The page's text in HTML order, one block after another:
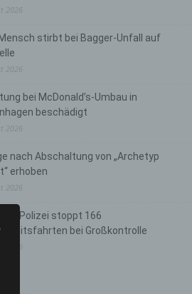
2026
stirbt bei Bagger-Unfall auf
2026
bei McDonald’s-Umbau in
beschädigt
2026
nach Abschaltung von „Archetyp
erhoben
2026
Polizei stoppt 166
bei Großkontrolle